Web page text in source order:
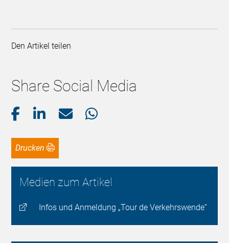
Den Artikel teilen
Share Social Media
Drucken
Medien zum Artikel
Infos und Anmeldung „Tour de Verkehrswende“